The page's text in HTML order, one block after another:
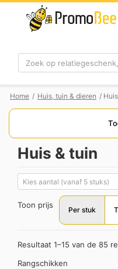
Zoek
Home / Huis, tuin & dieren /
Huis & tuin
Toon prijs
Per stuk
Resultaat 1–15 van de 85
Rangschikken